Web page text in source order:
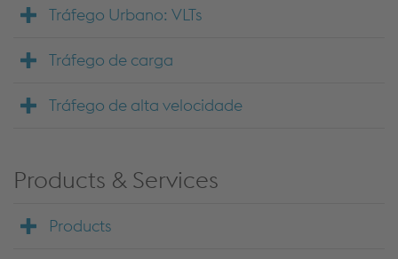
Tráfego Urbano: VLTs
Tráfego de carga
Tráfego de alta velocidade
Products & Services
Products